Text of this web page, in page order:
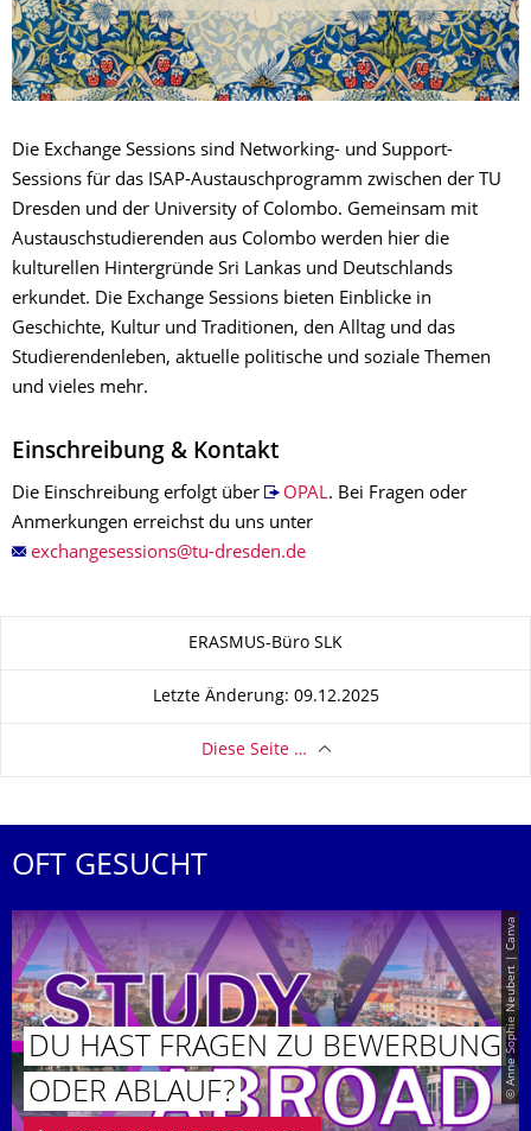
Die Exchange Sessions sind Networking- und Support-
Sessions für das ISAP-Austauschprogramm zwischen der TU
Dresden und der University of Colombo. Gemeinsam mit
Austauschstudierenden aus Colombo werden hier die
kulturellen Hintergründe Sri Lankas und Deutschlands
erkundet. Die Exchange Sessions bieten Einblicke in
Geschichte, Kultur und Traditionen, den Alltag und das
Studierendenleben, aktuelle politische und soziale Themen
und vieles mehr.
Einschreibung & Kontakt
Die Einschreibung erfolgt über OPAL. Bei Fragen oder
Anmerkungen erreichst du uns unter
ERASMUS-Büro SLK
Letzte Änderung: 09.12.2025
Diese Seite …
OFT GESUCHT
© Anne Sophie Neubert | Canva
DU HAST FRAGEN ZU BEWERBUNG
ODER ABLAUF?